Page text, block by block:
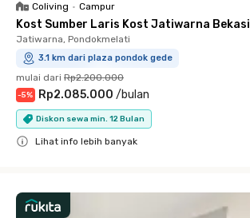
Coliving • Campur
Kost Sumber Laris Kost Jatiwarna Bekasi
Jatiwarna, Pondokmelati
3.1 km dari plaza pondok gede
mulai dari Rp2.200.000
-5% Rp2.085.000 /bulan
Diskon sewa min. 12 Bulan
Lihat info lebih banyak